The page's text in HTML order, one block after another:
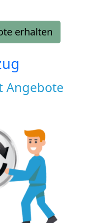
erhalten
Angebote